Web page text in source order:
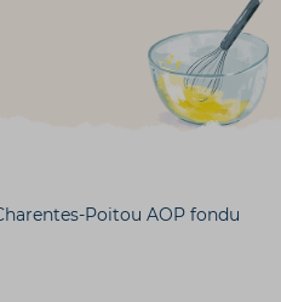
Poitou AOP fondu